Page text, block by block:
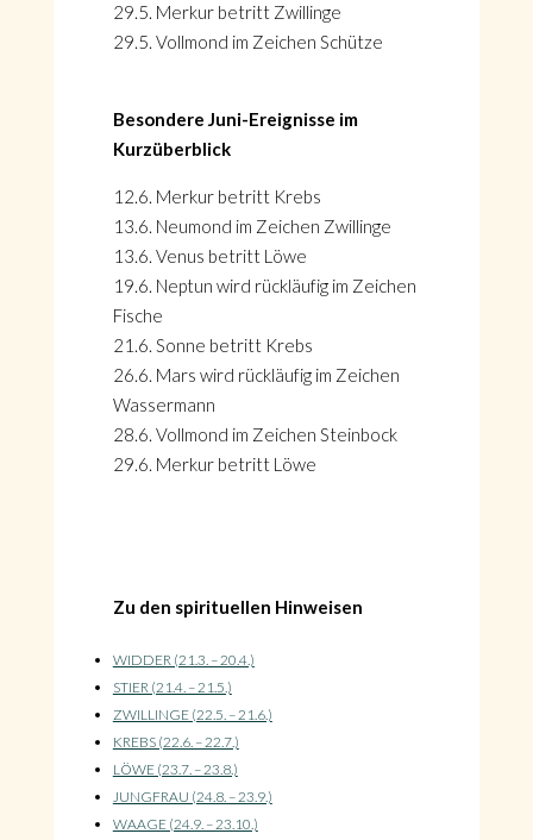
29.5. Merkur betritt Zwillinge
29.5. Vollmond im Zeichen Schütze
Besondere Juni-Ereignisse im
Kurzüberblick
12.6. Merkur betritt Krebs
13.6. Neumond im Zeichen Zwillinge
13.6. Venus betritt Löwe
19.6. Neptun wird rückläufig im Zeichen
Fische
21.6. Sonne betritt Krebs
26.6. Mars wird rückläufig im Zeichen
Wassermann
28.6. Vollmond im Zeichen Steinbock
29.6. Merkur betritt Löwe
Zu den spirituellen Hinweisen
WIDDER (21.3. – 20.4.)
STIER (21.4. – 21.5.)
ZWILLINGE (22.5. – 21.6.)
KREBS (22.6. – 22.7.)
LÖWE (23.7. – 23.8.)
JUNGFRAU (24.8. – 23.9.)
WAAGE (24.9. – 23.10.)